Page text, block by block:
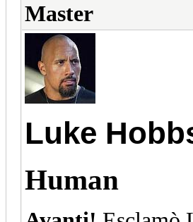
Master
Luke
Human